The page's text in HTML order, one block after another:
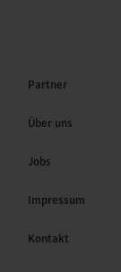
Partner
Über uns
Jobs
Impressum
Kontakt